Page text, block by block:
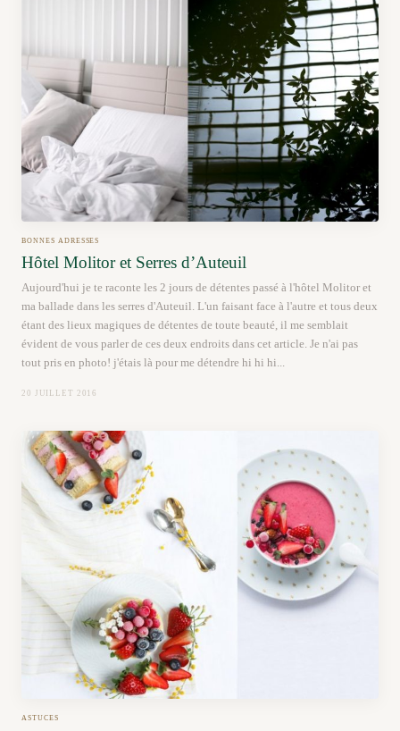
BONNES ADRESSES
Hôtel Molitor et Serres d’Auteuil
Aujourd'hui je te raconte les 2 jours de détentes passé à l'hôtel Molitor et
ma ballade dans les serres d'Auteuil. L'un faisant face à l'autre et tous deux
étant des lieux magiques de détentes de toute beauté, il me semblait
évident de vous parler de ces deux endroits dans cet article. Je n'ai pas
tout pris en photo! j'étais là pour me détendre hi hi hi...
20 JUILLET 2016
ASTUCES